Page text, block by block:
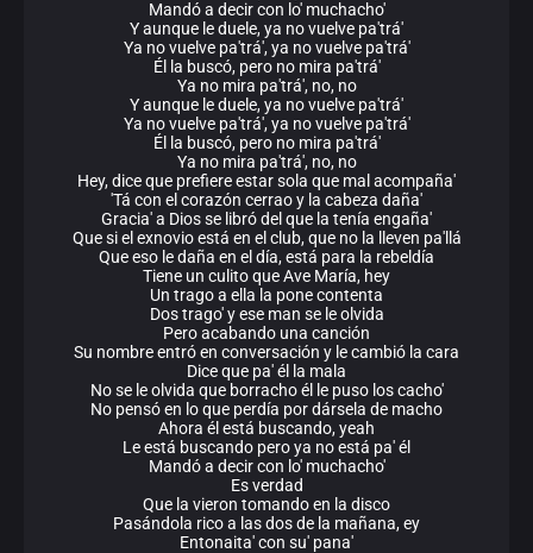
Mandó a decir con lo' muchacho'
Y aunque le duele, ya no vuelve pa'trá'
Ya no vuelve pa'trá', ya no vuelve pa'trá'
Él la buscó, pero no mira pa'trá'
Ya no mira pa'trá', no, no
Y aunque le duele, ya no vuelve pa'trá'
Ya no vuelve pa'trá', ya no vuelve pa'trá'
Él la buscó, pero no mira pa'trá'
Ya no mira pa'trá', no, no
Hey, dice que prefiere estar sola que mal acompaña'
'Tá con el corazón cerrao y la cabeza daña'
Gracia' a Dios se libró del que la tenía engaña'
Que si el exnovio está en el club, que no la lleven pa'llá
Que eso le daña en el día, está para la rebeldía
Tiene un culito que Ave María, hey
Un trago a ella la pone contenta
Dos trago' y ese man se le olvida
Pero acabando una canción
Su nombre entró en conversación y le cambió la cara
Dice que pa' él la mala
No se le olvida que borracho él le puso los cacho'
No pensó en lo que perdía por dársela de macho
Ahora él está buscando, yeah
Le está buscando pero ya no está pa' él
Mandó a decir con lo' muchacho'
Es verdad
Que la vieron tomando en la disco
Pasándola rico a las dos de la mañana, ey
Entonaita' con su' pana'